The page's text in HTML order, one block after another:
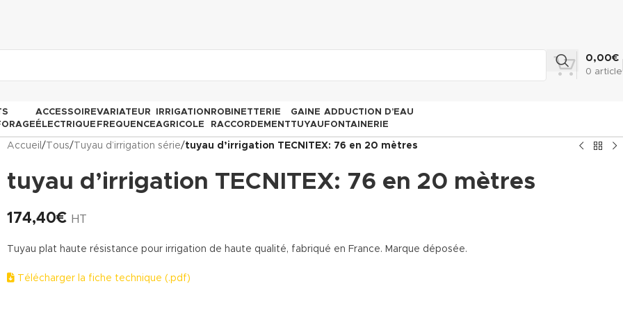
0 article
0,00€
ACCESSOIRE
ÉLECTRIQUE
VARIATEUR
FREQUENCE
IRRIGATION
AGRICOLE
ROBINETTERIE
RACCORDEMENT
GAINE
TUYAU
ADDUCTION D’EAU
FONTAINERIE
Accueil / Tous/ Tuyau d’irrigation série/tuyau d’irrigation TECNITEX: 76 en 20 mètres
tuyau d’irrigation TECNITEX: 76 en 20 mètres
174,40€ HT
Tuyau plat haute résistance pour irrigation de haute qualité, fabriqué en France. Marque déposée.
Télécharger la fiche technique (.pdf)